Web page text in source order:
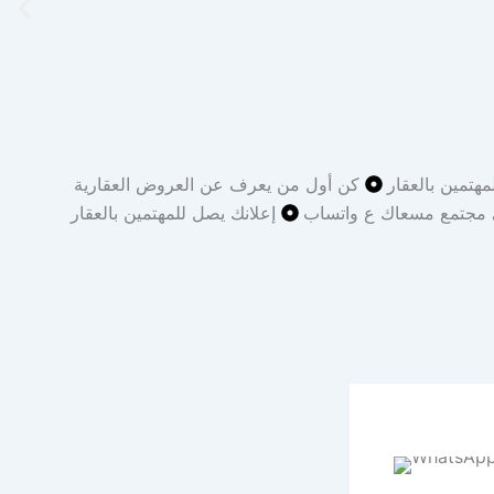
بالعقار
كن أول من يعرف عن العروض العقارية
مجتمع مسعاك ع واتساب
إعلانك يصل للمهتمين بالعقار